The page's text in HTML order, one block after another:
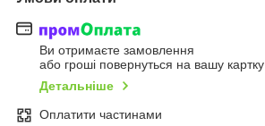
Ви отримаєте замовлення
або гроші повернуться на вашу картку
Детальніше
Оплатити частинами